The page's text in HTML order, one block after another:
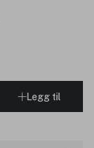
Legg til